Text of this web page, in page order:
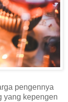
pengennya
yang kepengen